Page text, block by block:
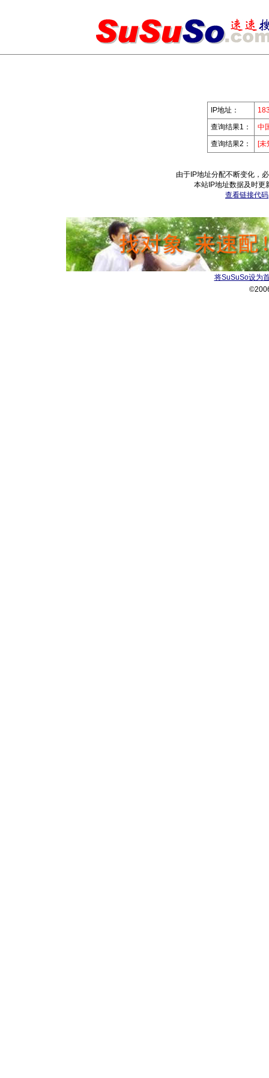
IP地址：
查询结果1：
中
查询结果2：
[未
由于IP地址分配不断变化，
本站IP地址数据及时更
查看链接代码
将SuSuSo设为